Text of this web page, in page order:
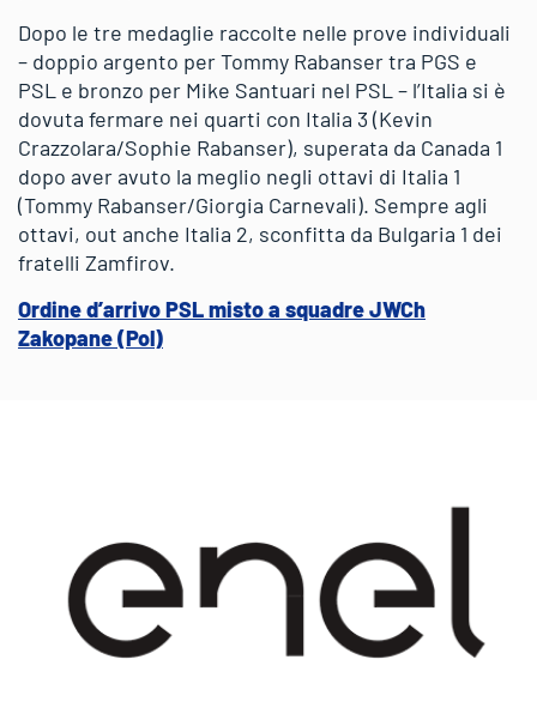
Dopo le tre medaglie raccolte nelle prove individuali
– doppio argento per Tommy Rabanser tra PGS e
PSL e bronzo per Mike Santuari nel PSL – l’Italia si è
dovuta fermare nei quarti con Italia 3 (Kevin
Crazzolara/Sophie Rabanser), superata da Canada 1
dopo aver avuto la meglio negli ottavi di Italia 1
(Tommy Rabanser/Giorgia Carnevali). Sempre agli
ottavi, out anche Italia 2, sconfitta da Bulgaria 1 dei
fratelli Zamfirov.
Ordine d’arrivo PSL misto a squadre JWCh
Zakopane (Pol)